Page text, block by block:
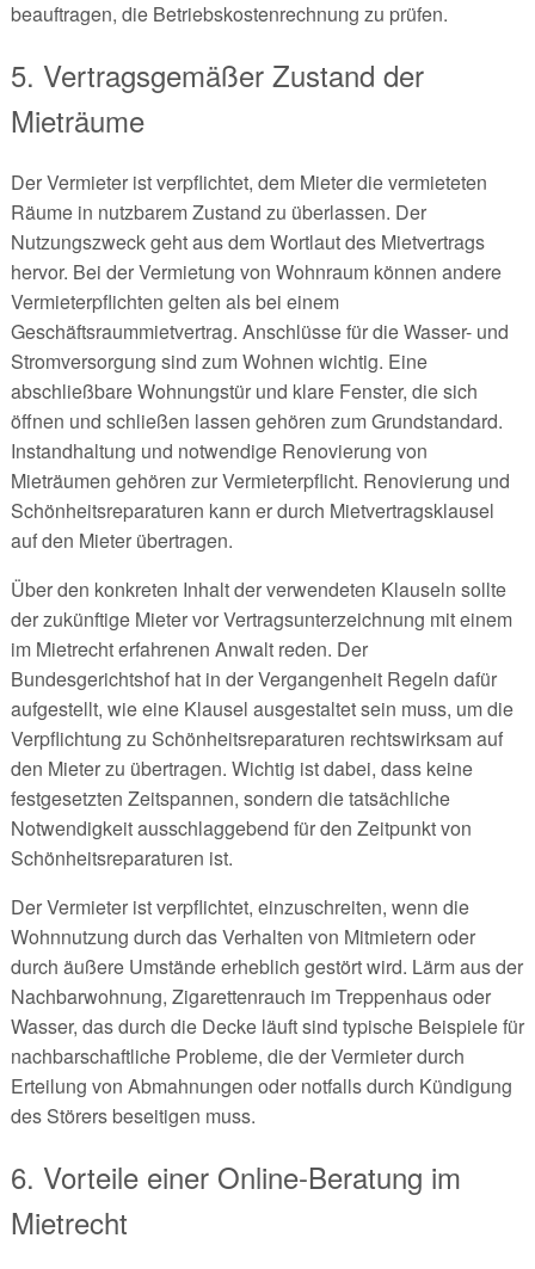
beauftragen, die Betriebskostenrechnung zu prüfen.
5. Vertragsgemäßer Zustand der
Mieträume
Der Vermieter ist verpflichtet, dem Mieter die vermieteten
Räume in nutzbarem Zustand zu überlassen. Der
Nutzungszweck geht aus dem Wortlaut des Mietvertrags
hervor. Bei der Vermietung von Wohnraum können andere
Vermieterpflichten gelten als bei einem
Geschäftsraummietvertrag. Anschlüsse für die Wasser- und
Stromversorgung sind zum Wohnen wichtig. Eine
abschließbare Wohnungstür und klare Fenster, die sich
öffnen und schließen lassen gehören zum Grundstandard.
Instandhaltung und notwendige Renovierung von
Mieträumen gehören zur Vermieterpflicht. Renovierung und
Schönheitsreparaturen kann er durch Mietvertragsklausel
auf den Mieter übertragen.
Über den konkreten Inhalt der verwendeten Klauseln sollte
der zukünftige Mieter vor Vertragsunterzeichnung mit einem
im Mietrecht erfahrenen Anwalt reden. Der
Bundesgerichtshof hat in der Vergangenheit Regeln dafür
aufgestellt, wie eine Klausel ausgestaltet sein muss, um die
Verpflichtung zu Schönheitsreparaturen rechtswirksam auf
den Mieter zu übertragen. Wichtig ist dabei, dass keine
festgesetzten Zeitspannen, sondern die tatsächliche
Notwendigkeit ausschlaggebend für den Zeitpunkt von
Schönheitsreparaturen ist.
Der Vermieter ist verpflichtet, einzuschreiten, wenn die
Wohnnutzung durch das Verhalten von Mitmietern oder
durch äußere Umstände erheblich gestört wird. Lärm aus der
Nachbarwohnung, Zigarettenrauch im Treppenhaus oder
Wasser, das durch die Decke läuft sind typische Beispiele für
nachbarschaftliche Probleme, die der Vermieter durch
Erteilung von Abmahnungen oder notfalls durch Kündigung
des Störers beseitigen muss.
6. Vorteile einer Online-Beratung im
Mietrecht